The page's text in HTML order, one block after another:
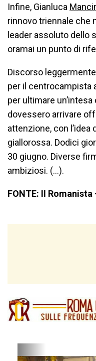
Infine, Gianluca
rinnovo triennale che
leader assoluto dello
oramai un punto di
Discorso
per il centrocampista
per ultimare un’intesa
dovessero arrivare
attenzione, con l’idea
giallorossa. Dodici
30 giugno. Diverse
ambiziosi. (…).
FONTE: Il Romanista